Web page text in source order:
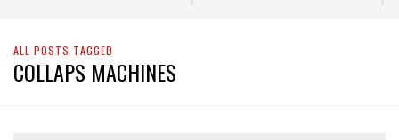
ALL POSTS TAGGED
COLLAPS MACHINES